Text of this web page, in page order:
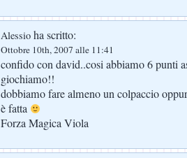
Alessio ha scritto:
Ottobre 10th, 2007 alle 11:41
confido con david..cosi abbiamo 6 punti
giochiamo!!
dobbiamo fare almeno un colpaccio
è fatta
Forza Magica Viola